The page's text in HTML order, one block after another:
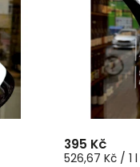
395 Kč
526,67 Kč / 1 l